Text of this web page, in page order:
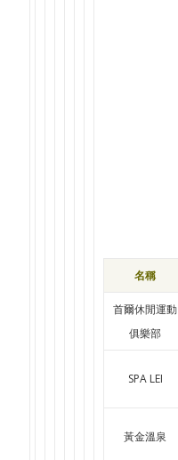
名稱
首爾休閒運動
俱樂部
SPA LEI
黃金溫泉